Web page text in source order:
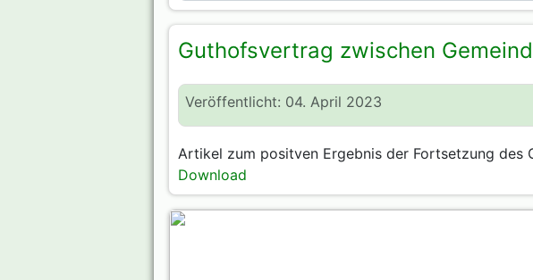
Guthofsvertrag zwischen
Veröffentlicht: 04. April 2023
Artikel zum positven Ergebnis der Fortsetzung des
Download